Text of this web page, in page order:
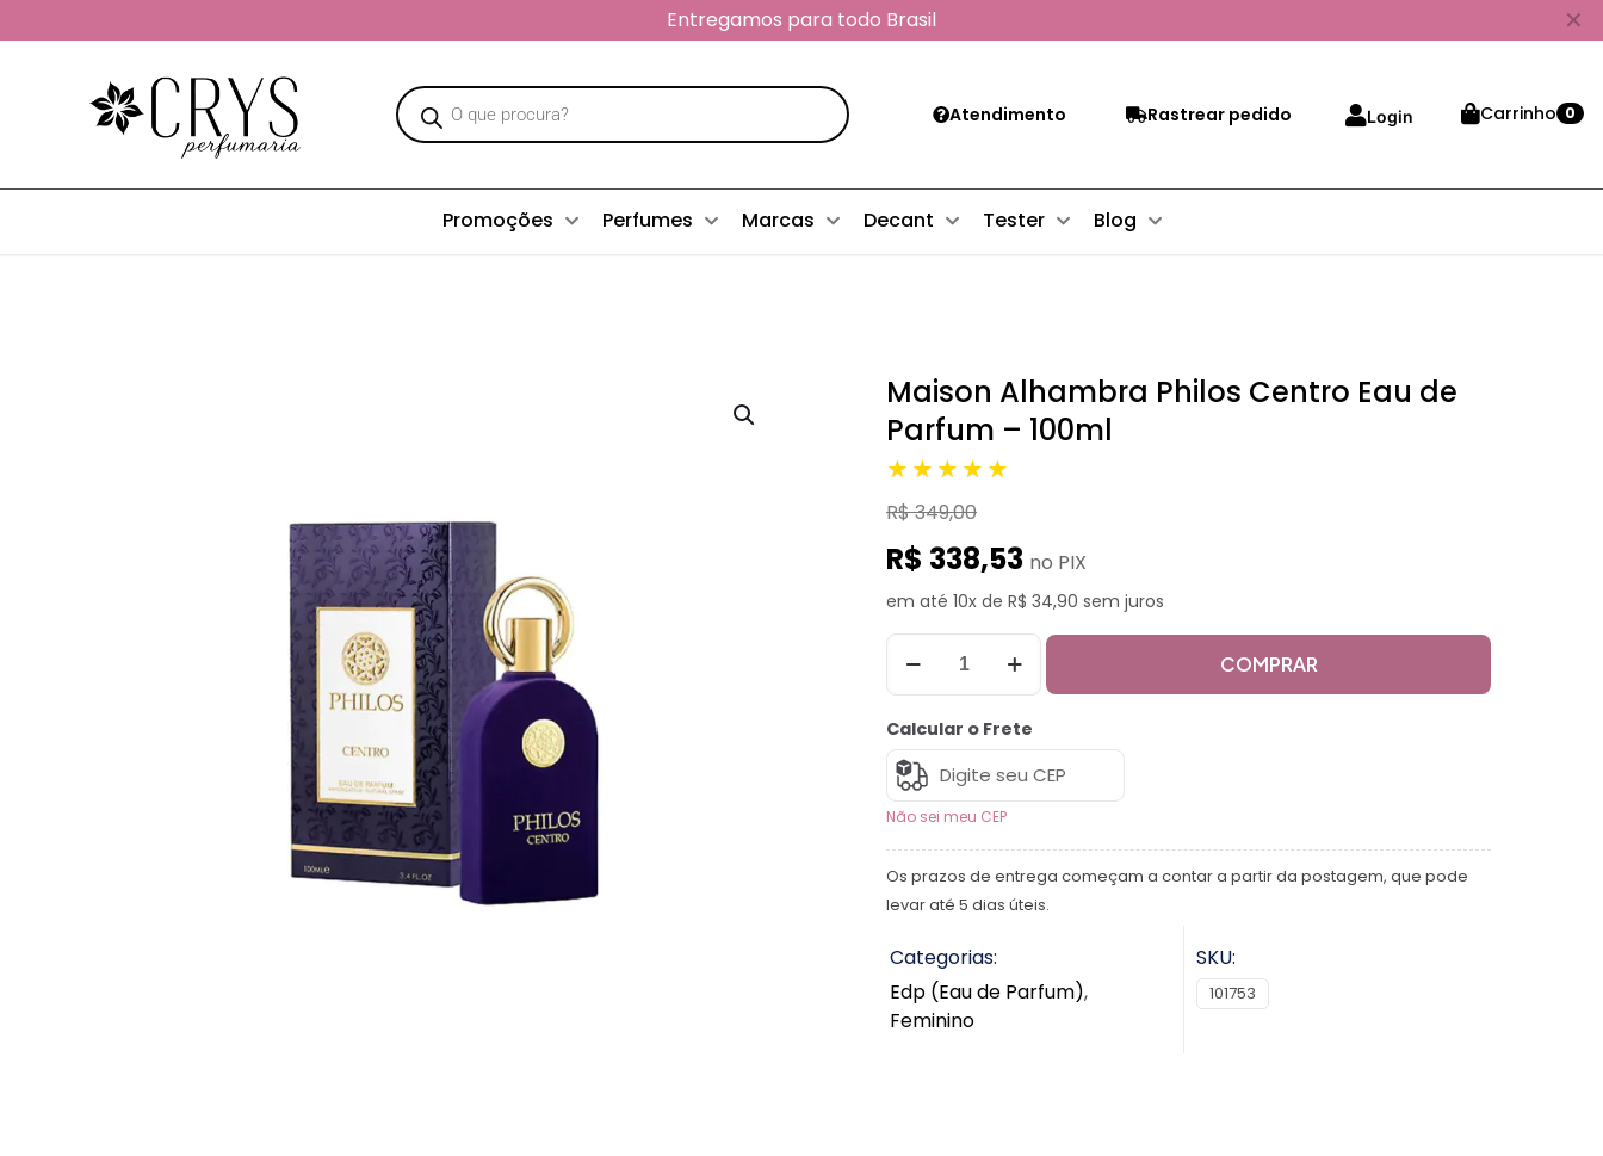
Entregamos para todo Brasil ✕
Atendimento Rastrear pedido Login Carrinho 0
Promoções Perfumes Marcas Decant Tester Blog
Maison Alhambra Philos Centro Eau de
Parfum – 100ml
★★★★★
R$ 349,00
R$ 338,53 no PIX
em até 10x de R$ 34,90 sem juros
COMPRAR
Calcular o Frete
Não sei meu CEP
Os prazos de entrega começam a contar a partir da postagem, que pode
levar até 5 dias úteis.
Categorias:
Edp (Eau de Parfum),
Feminino
SKU:
101753